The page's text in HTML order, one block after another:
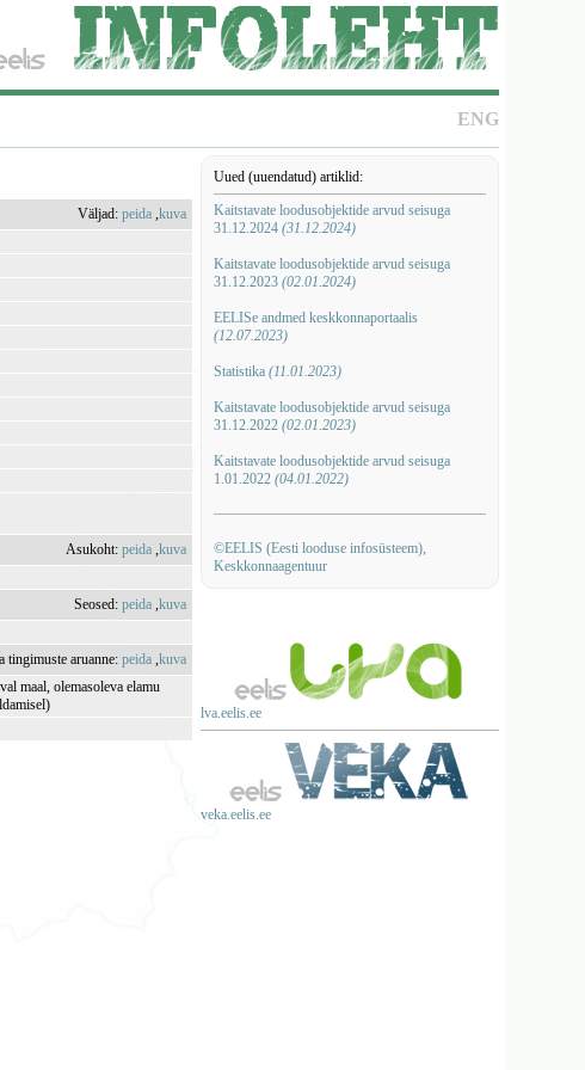
ENG
Uued (uuendatud) artiklid:
Kaitstavate loodusobjektide arvud seisuga
31.12.2024 (31.12.2024)
Kaitstavate loodusobjektide arvud seisuga
31.12.2023 (02.01.2024)
EELISe andmed keskkonnaportaalis
(12.07.2023)
Statistika (11.01.2023)
Kaitstavate loodusobjektide arvud seisuga
31.12.2022 (02.01.2023)
Kaitstavate loodusobjektide arvud seisuga
1.01.2022 (04.01.2022)
©EELIS (Eesti looduse infosüsteem),
Keskkonnaagentuur
lva.eelis.ee
veka.eelis.ee
Väljad:peida ,kuva
Asukoht:peida ,kuva
Seosed:peida ,kuva
tingimuste aruanne:peida ,kuva
maal, olemasoleva elamu